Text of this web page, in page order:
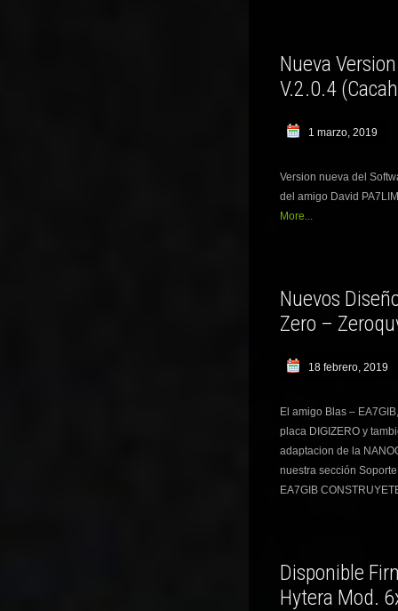
Nueva
V.2.0.4
1 marzo, 2019
Version nueva del
del amigo David
More...
Nuevos
Zero –
18 febrero, 2019
El amigo Blas –
placa DIGIZERO y
adaptacion de la
nuestra sección
EA7GIB
Disponible
Hytera Mod.